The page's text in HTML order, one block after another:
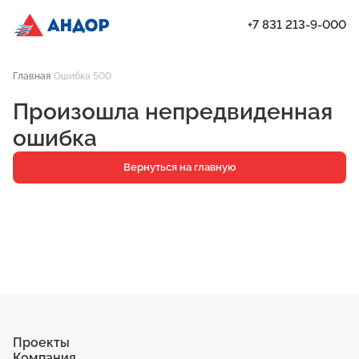
Проекты
Квартиры
Паркинг
Кладовые
+7 831 213-9-000
Главная Ошибка 500
Произошла непредвиденная
ошибка
Вернуться на главную
Проекты